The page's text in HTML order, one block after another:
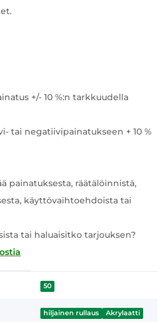
+/- 10 %:n tarkkuudella
tai negatiivipainatukseen + 10 %
painatuksesta, räätälöinnistä,
käyttövaihtoehdoista tai
tai haluaisitko tarjouksen?
50
hiljainen rullaus Akrylaatti